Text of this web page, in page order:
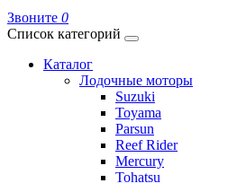
Звоните 0
Список категорий
Каталог
Лодочные моторы
Suzuki
Toyama
Parsun
Reef Rider
Mercury
Tohatsu